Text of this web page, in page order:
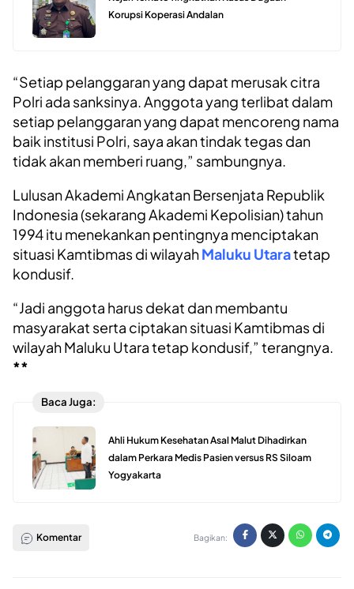
Korupsi Koperasi Andalan
“Setiap pelanggaran yang dapat merusak citra
Polri ada sanksinya. Anggota yang terlibat dalam
setiap pelanggaran yang dapat mencoreng nama
baik institusi Polri, saya akan tindak tegas dan
tidak akan memberi ruang,” sambungnya.
Lulusan Akademi Angkatan Bersenjata Republik
Indonesia (sekarang Akademi Kepolisian) tahun
1994 itu menekankan pentingnya menciptakan
situasi Kamtibmas di wilayahMaluku Utaratetap
kondusif.
“Jadi anggota harus dekat dan membantu
masyarakat serta ciptakan situasi Kamtibmas di
wilayah Maluku Utara tetap kondusif,” terangnya.
**
Baca Juga:
Ahli Hukum Kesehatan Asal Malut Dihadirkan
dalam Perkara Medis Pasien versus RS Siloam
Yogyakarta
Komentar Bagikan: